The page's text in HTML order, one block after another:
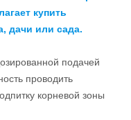
купить
дачи или сада.
подачей
проводить
корневой зоны